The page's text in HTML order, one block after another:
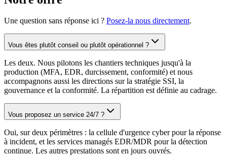
Une question sans réponse ici ? Posez-la nous directement.
Vous êtes plutôt conseil ou plutôt opérationnel ?
Les deux. Nous pilotons les chantiers techniques jusqu'à la
production (MFA, EDR, durcissement, conformité) et nous
accompagnons aussi les directions sur la stratégie SSI, la
gouvernance et la conformité. La répartition est définie au cadrage.
Vous proposez un service 24/7 ?
Oui, sur deux périmètres : la cellule d'urgence cyber pour la réponse
à incident, et les services managés EDR/MDR pour la détection
continue. Les autres prestations sont en jours ouvrés.